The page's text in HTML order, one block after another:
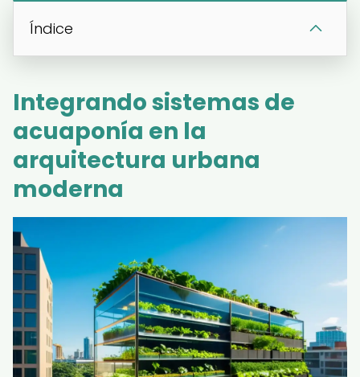
Índice
Integrando sistemas de
acuaponía en la
arquitectura urbana
moderna